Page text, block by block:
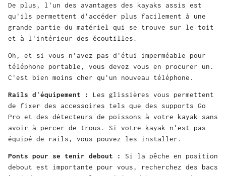
De plus, l'un des avantages des kayaks assis est
qu'ils permettent d'accéder plus facilement à une
grande partie du matériel qui se trouve sur le toit
et à l'intérieur des écoutilles.
Oh, et si vous n'avez pas d'étui imperméable pour
téléphone portable, vous devez vous en procurer un.
C'est bien moins cher qu'un nouveau téléphone.
Rails d'équipement :
Les glissières vous permettent
de fixer des accessoires tels que des supports Go
Pro et des détecteurs de poissons à votre kayak sans
avoir à percer de trous. Si votre kayak n'est pas
équipé de rails, vous pouvez les installer.
Ponts pour se tenir debout :
Si la pêche en position
debout est importante pour vous, recherchez des bacs